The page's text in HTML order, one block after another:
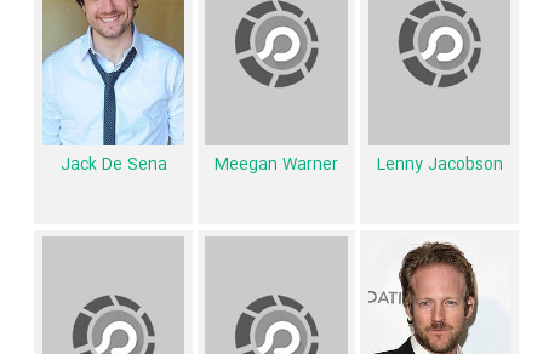
بازیگری محسوب می‌شود.
براساس امتیاز مردم فیلم The Veil یکی از 4 اثر شاخص
Phil Joanou
1 تن از بازیگران The Veil، اولین فعالیت جدی بازیگری خود را در این اثر
همچنینPhil Joanou
جسیکا آلبا،Lily Rabe توماس جین Aleksa Palladino،شنون
وودوارد، Reid Scott Meegan Warner،Jack De Sena،David
Lenny Jacobson
Meegan Warner
Jack De Sena